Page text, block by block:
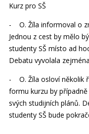
Kurz pro SŠ
- O. Žíla informoval o
Jednou z cest by mělo
studenty SŠ místo ad
Debatu vyvolala
- O. Žíla osloví několik
formu kurzu by
svých studijních plánů.
studenty SŠ bude